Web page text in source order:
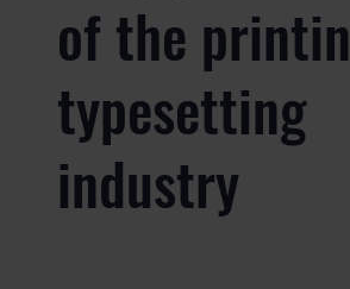
of the
typesetting
industry